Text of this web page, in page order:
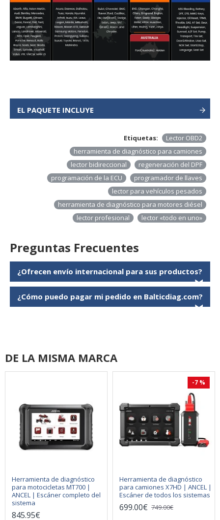
EL PAQUETE INCLUYE
Etiquetas:
Lector OBD2
herramienta de diagnóstico para camiones
lector bidireccional
regeneración del DPF
programación de la ECU
programador de llaves
lector para vehículos pesados
herramienta de diagnóstico para motores diésel
lector profesional
lector «todo en uno»
Preguntas Frecuentes
¿Ofrecen envío internacional para sus productos?
❯
¿Cómo puedo pagar mi pedido en Balticdiag.com?
❯
DE LA MISMA MARCA
Herramienta de diagnóstico
para motocicletas MT700 |
ANCEL | Escáner completo del
sistema
845.95€
-7 %
Herramienta de diagnóstico
para camiones X7HD | ANCEL |
Escáner de todos los sistemas
699.00€ 749.00€